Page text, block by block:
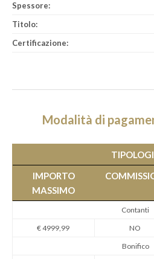
Spessore:
Titolo:
Certificazione:
Modalità di
IMPORTO
MASSIMO
Contanti
€ 4999,99
NO
Bonifico